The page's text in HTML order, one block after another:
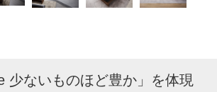
少ないものほど豊か」を体現